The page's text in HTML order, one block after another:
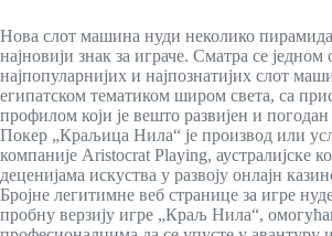
Нова слот машина нуди неколико
најновији знак за играче. Сматра се једном
најпопуларнијих и најпознатијих слот
египатском тематиком широм света, са
профилом који је вешто развијен и погодан
Покер „Краљица Нила“ је производ или
компаније Aristocrat Playing, аустралијске
деценијама искуства у развоју онлајн
Бројне легитимне веб странице за игре
пробну верзију игре „Краљ Нила“,